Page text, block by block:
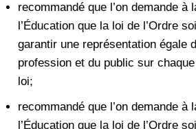
recommandé que l’on demande à
l’Éducation que la loi de l’Ordre
garantir une représentation égale
profession et du public sur
loi;
recommandé que l’on demande à
l’Éducation que la loi de l’Ordre